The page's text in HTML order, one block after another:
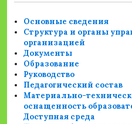
Основные сведения
Структура и органы
организацией
Документы
Образование
Руководство
Педагогический состав
Материально-
оснащенность
Доступная среда